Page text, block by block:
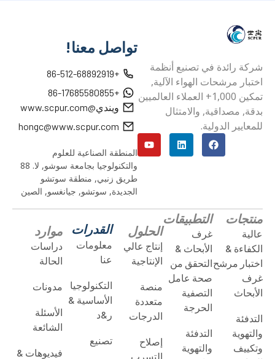
شركة رائدة في تصنيع أنظمة
تمكين 1,000+ العملاء العالميين
بدقة, مصداقية, والامتثال
للمعايير الدولية.
+86-512-68892919
المنطقة الصناعية للعلوم
طريق زنبي, منطقة سوتشو
الجديدة, سوتشو, جيانغسو, الصين
عالية
الكفاءة &
اختبار مرشح
غرف
الأبحاث
التدفئة
وتكييف
الهواء &
اختبار مرشح
غرف
الأبحاث &
التحقق من
صحة عامل
التصفية
الحرجة
التدفئة
وتكييف
الهواء &
الحلول
الإنتاجية
منصة
الدرجات
إصلاح
الكمي
عنا
التكنولوجيا
ر&د
تصنيع
يدعم
موارد
الحالة
مدونات
الأسئلة
فيديوهات &